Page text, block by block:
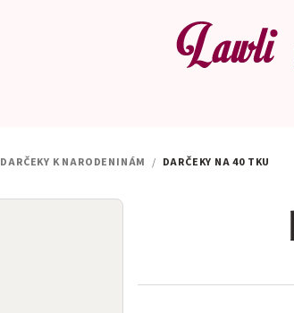
DARČEKY K NARODENINÁM / DARČEKY NA 40 TKU